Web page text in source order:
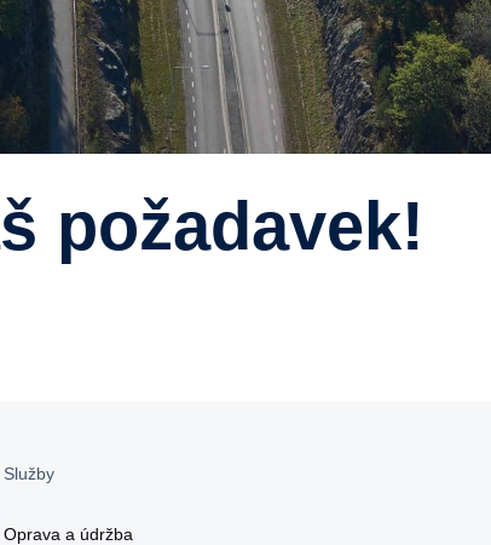
požadavek!
Služby
Oprava a údržba